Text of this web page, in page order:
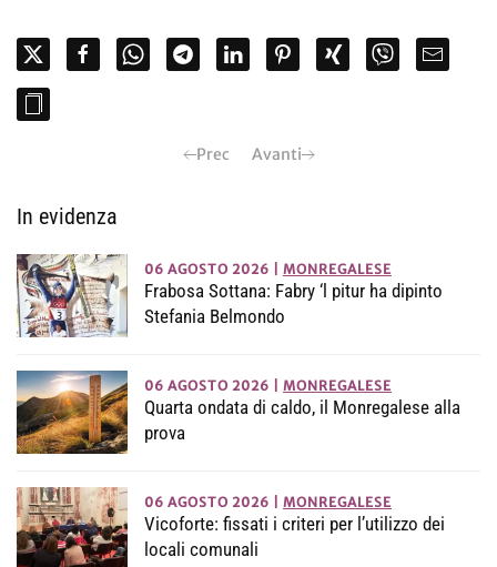
Prec Avanti
In evidenza
06 AGOSTO 2026 MONREGALESE
Frabosa Sottana: Fabry ‘l pitur ha dipinto
Stefania Belmondo
06 AGOSTO 2026 MONREGALESE
Quarta ondata di caldo, il Monregalese alla
prova
06 AGOSTO 2026 MONREGALESE
Vicoforte: fissati i criteri per l’utilizzo dei
locali comunali